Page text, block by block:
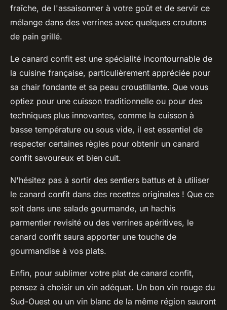
fraîche, de l'assaisonner à votre goût et de servir ce
mélange dans des verrines avec quelques croutons
de pain grillé.
Le canard confit est une spécialité incontournable de
la cuisine française, particulièrement appréciée pour
sa chair fondante et sa peau croustillante. Que vous
optiez pour une cuisson traditionnelle ou pour des
techniques plus innovantes, comme la cuisson à
basse température ou sous vide, il est essentiel de
respecter certaines règles pour obtenir un canard
confit savoureux et bien cuit.
N'hésitez pas à sortir des sentiers battus et à utiliser
le canard confit dans des recettes originales ! Que ce
soit dans une salade gourmande, un hachis
parmentier revisité ou des verrines apéritives, le
canard confit saura apporter une touche de
gourmandise à vos plats.
Enfin, pour sublimer votre plat de canard confit,
pensez à choisir un vin adéquat. Un bon vin rouge du
Sud-Ouest ou un vin blanc de la même région sauront